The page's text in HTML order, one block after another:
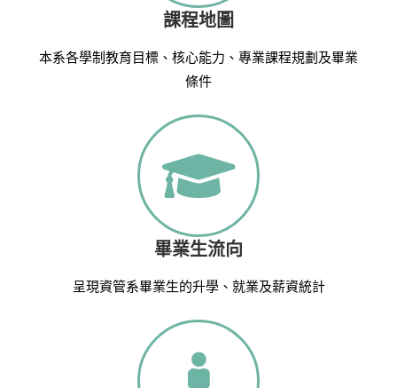
課程地圖
本系各學制教育目標、核心能力、專業課程規劃及畢業
條件
畢業生流向
呈現資管系畢業生的升學、就業及薪資統計